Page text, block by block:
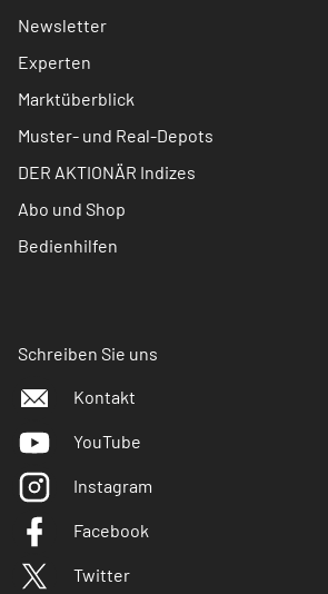
Newsletter
Experten
Marktüberblick
Muster- und Real-Depots
DER AKTIONÄR Indizes
Abo und Shop
Bedienhilfen
Schreiben Sie uns
Kontakt
YouTube
Instagram
Facebook
Twitter